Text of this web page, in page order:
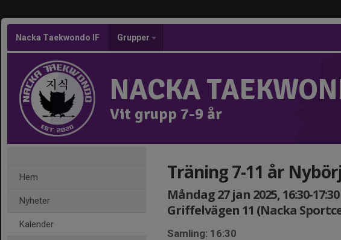
Nacka Taekwondo IF Grupper
NACKA
Vit grupp 7-9 år
Hem
Nyheter
Kalender
Träning 7-11 år
Måndag 27 jan 2025, 16:30-17:30
Griffelvägen 11 (Nacka
Samling: 16:30